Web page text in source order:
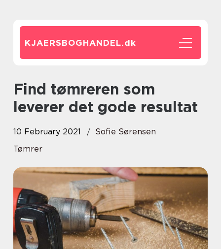
KJAERSBOGHANDEL.dk
Find tømreren som
leverer det gode resultat
10 February 2021
Sofie Sørensen
Tømrer